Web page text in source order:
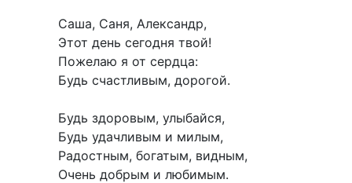
Саша, Саня, Александр,
Этот день сегодня твой!
Пожелаю я от сердца:
Будь счастливым, дорогой.
Будь здоровым, улыбайся,
Будь удачливым и милым,
Радостным, богатым, видным,
Очень добрым и любимым.